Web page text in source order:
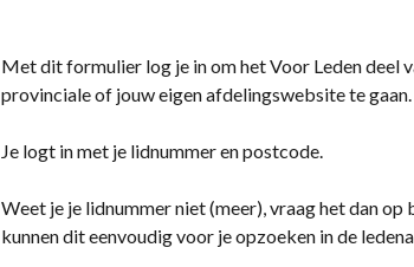
Met dit formulier log je in om het Voor Leden deel
provinciale of jouw eigen afdelingswebsite te gaan.
Je logt in met je lidnummer en postcode.
Weet je je lidnummer niet (meer), vraag het dan
kunnen dit eenvoudig voor je opzoeken in de